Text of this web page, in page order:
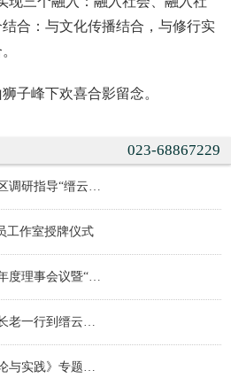
合：与文化传播结合，与修行实
峰下欢喜合影留念。
023-68867229
市政协副主席周勇来北碚区调研指导“缙云书院”委员工作室建设
工作室授牌仪式
北碚区佛教协会召开2026年度理事会议暨“学法规、守戒律、重修为、树形象”教育活动阶段推进会
中国佛教协会副会长圣辉长老一行到缙云寺温泉寺参访
妙慧法师作《佛教养生理论与实践》专题讲座